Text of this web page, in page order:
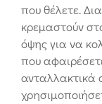
που θέλετε.
κρεμαστούν
όψης για να
που
ανταλλακτικά